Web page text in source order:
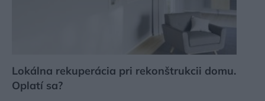
Lokálna rekuperácia pri rekonštrukcii domu.
Oplatí sa?